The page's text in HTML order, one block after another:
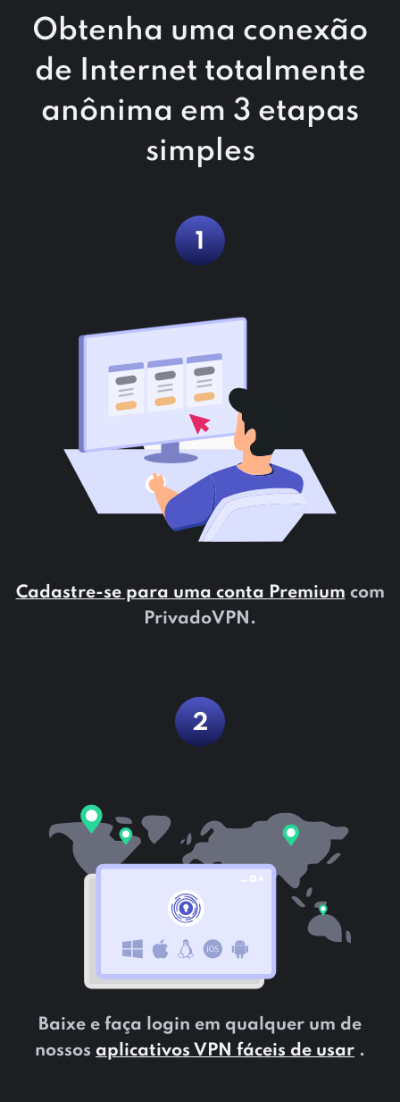
Obtenha uma conexão
de Internet totalmente
anônima em 3 etapas
simples
1
Cadastre-se para uma conta Premium com
PrivadoVPN.
2
Baixe e faça login em qualquer um de
nossos aplicativos VPN fáceis de usar .